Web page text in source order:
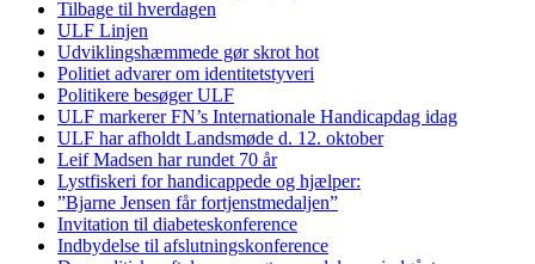
Tilbage til hverdagen
ULF Linjen
Udviklingshæmmede gør skrot hot
Politiet advarer om identitetstyveri
Politikere besøger ULF
ULF markerer FN’s Internationale Handicapdag idag
ULF har afholdt Landsmøde d. 12. oktober
Leif Madsen har rundet 70 år
Lystfiskeri for handicappede og hjælper:
”Bjarne Jensen får fortjenstmedaljen”
Invitation til diabeteskonference
Indbydelse til afslutningskonference